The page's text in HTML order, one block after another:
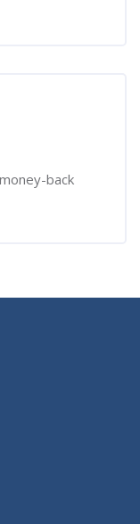
back